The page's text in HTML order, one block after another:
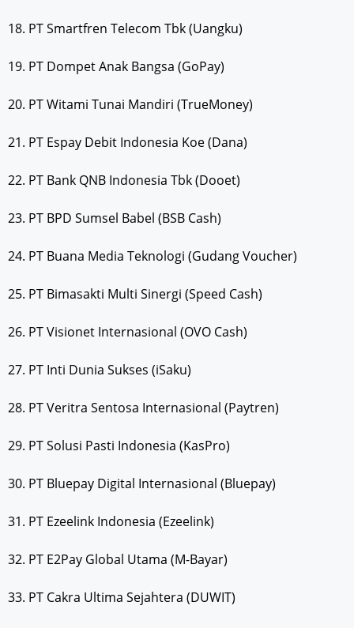
18. PT Smartfren Telecom Tbk (Uangku)
19. PT Dompet Anak Bangsa (GoPay)
20. PT Witami Tunai Mandiri (TrueMoney)
21. PT Espay Debit Indonesia Koe (Dana)
22. PT Bank QNB Indonesia Tbk (Dooet)
23. PT BPD Sumsel Babel (BSB Cash)
24. PT Buana Media Teknologi (Gudang Voucher)
25. PT Bimasakti Multi Sinergi (Speed Cash)
26. PT Visionet Internasional (OVO Cash)
27. PT Inti Dunia Sukses (iSaku)
28. PT Veritra Sentosa Internasional (Paytren)
29. PT Solusi Pasti Indonesia (KasPro)
30. PT Bluepay Digital Internasional (Bluepay)
31. PT Ezeelink Indonesia (Ezeelink)
32. PT E2Pay Global Utama (M-Bayar)
33. PT Cakra Ultima Sejahtera (DUWIT)